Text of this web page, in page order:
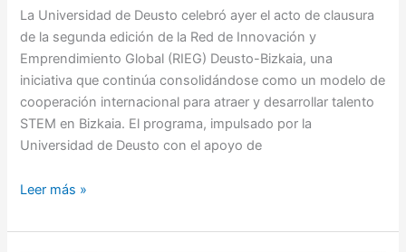
La Universidad de Deusto celebró ayer el acto de clausura
de la segunda edición de la Red de Innovación y
Emprendimiento Global (RIEG) Deusto-Bizkaia, una
iniciativa que continúa consolidándose como un modelo de
cooperación internacional para atraer y desarrollar talento
STEM en Bizkaia. El programa, impulsado por la
Universidad de Deusto con el apoyo de
Leer más »